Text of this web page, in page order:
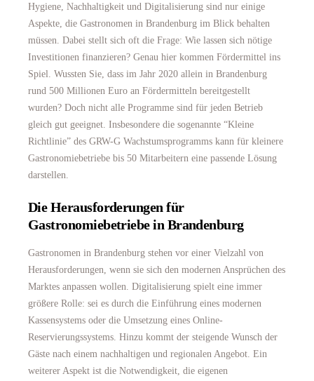
Hygiene, Nachhaltigkeit und Digitalisierung sind nur einige
Aspekte, die Gastronomen in Brandenburg im Blick behalten
müssen. Dabei stellt sich oft die Frage: Wie lassen sich nötige
Investitionen finanzieren? Genau hier kommen Fördermittel ins
Spiel. Wussten Sie, dass im Jahr 2020 allein in Brandenburg
rund 500 Millionen Euro an Fördermitteln bereitgestellt
wurden? Doch nicht alle Programme sind für jeden Betrieb
gleich gut geeignet. Insbesondere die sogenannte “Kleine
Richtlinie” des GRW-G Wachstumsprogramms kann für kleinere
Gastronomiebetriebe bis 50 Mitarbeitern eine passende Lösung
darstellen.
Die Herausforderungen für
Gastronomiebetriebe in Brandenburg
Gastronomen in Brandenburg stehen vor einer Vielzahl von
Herausforderungen, wenn sie sich den modernen Ansprüchen des
Marktes anpassen wollen. Digitalisierung spielt eine immer
größere Rolle: sei es durch die Einführung eines modernen
Kassensystems oder die Umsetzung eines Online-
Reservierungssystems. Hinzu kommt der steigende Wunsch der
Gäste nach einem nachhaltigen und regionalen Angebot. Ein
weiterer Aspekt ist die Notwendigkeit, die eigenen